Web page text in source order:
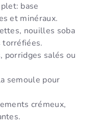
base
et minéraux.
nouilles soba
torréfiées.
porridges salés ou
semoule pour
crémeux,